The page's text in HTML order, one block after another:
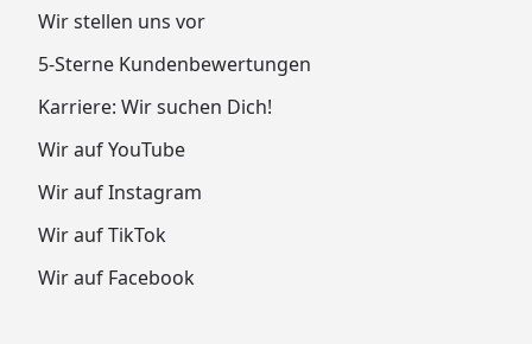
Wir stellen uns vor
5-Sterne Kundenbewertungen
Karriere: Wir suchen Dich!
Wir auf YouTube
Wir auf Instagram
Wir auf TikTok
Wir auf Facebook